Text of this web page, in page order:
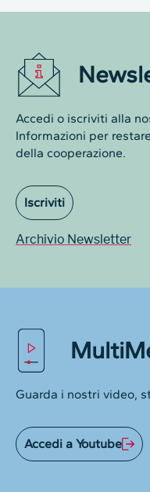
Accedi o iscriviti alla
Informazioni per
della cooperazione.
Iscriviti
Archivio Newsletter
Guarda i nostri video,
Accedi a Youtube